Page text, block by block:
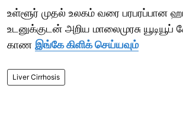
உள்ளூர் முதல் உலகம் வரை பரபரப்பான
உடனுக்குடன் அறிய மாலைமுரசு
காண இங்கே கிளிக் செய்யவும்
Liver Cirrhosis